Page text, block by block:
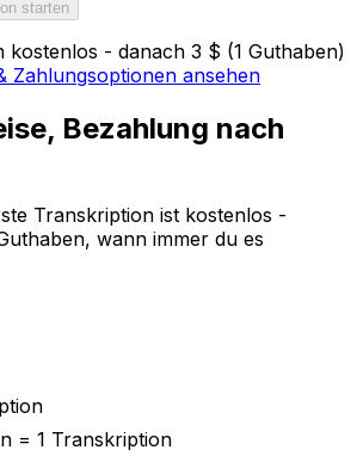
starten
kostenlos - danach 3 $ (1 Guthaben)
Zahlungsoptionen ansehen
Bezahlung nach
Transkription ist kostenlos -
wann immer du es
= 1 Transkription